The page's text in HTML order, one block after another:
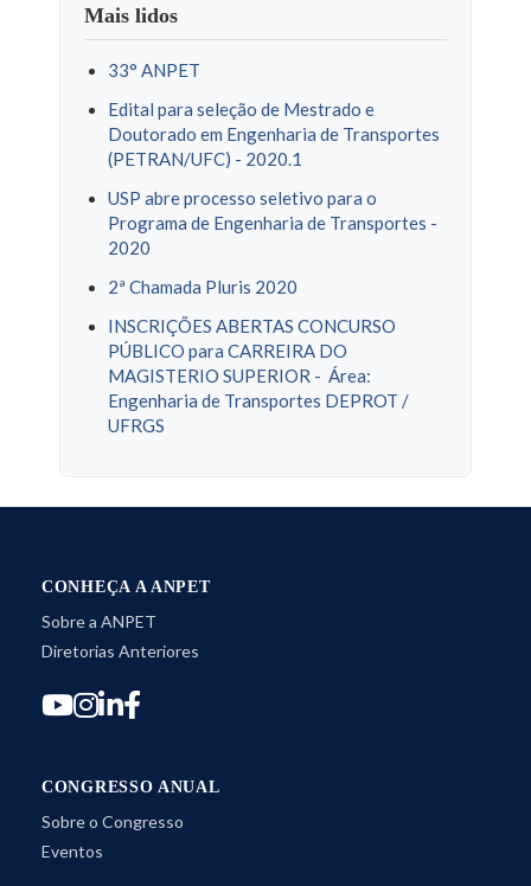
Mais lidos
33° ANPET
Edital para seleção de Mestrado e
Doutorado em Engenharia de Transportes
(PETRAN/UFC) - 2020.1
USP abre processo seletivo para o
Programa de Engenharia de Transportes -
2020
2ª Chamada Pluris 2020
INSCRIÇÕES ABERTAS CONCURSO
PÚBLICO para CARREIRA DO
MAGISTERIO SUPERIOR - Área:
Engenharia de Transportes DEPROT /
UFRGS
CONHEÇA A ANPET
Sobre a ANPET
Diretorias Anteriores
CONGRESSO ANUAL
Sobre o Congresso
Eventos